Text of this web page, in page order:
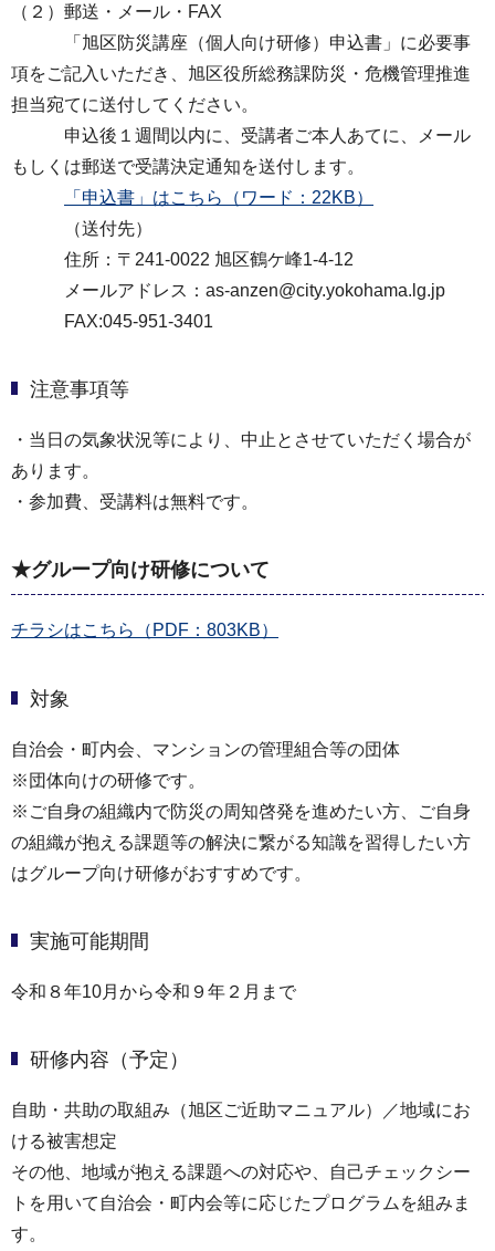
（２）郵送・メール・FAX
「旭区防災講座（個人向け研修）申込書」に必要事
項をご記入いただき、旭区役所総務課防災・危機管理推進
担当宛てに送付してください。
申込後１週間以内に、受講者ご本人あてに、メール
もしくは郵送で受講決定通知を送付します。
「申込書」はこちら（ワード：22KB）
（送付先）
住所：〒241-0022 旭区鶴ケ峰1-4-12
メールアドレス：as-anzen@city.yokohama.lg.jp
FAX:045-951-3401
注意事項等
・当日の気象状況等により、中止とさせていただく場合が
あります。
・参加費、受講料は無料です。
★グループ向け研修について
チラシはこちら（PDF：803KB）
対象
自治会・町内会、マンションの管理組合等の団体
※団体向けの研修です。
※ご自身の組織内で防災の周知啓発を進めたい方、ご自身
の組織が抱える課題等の解決に繋がる知識を習得したい方
はグループ向け研修がおすすめです。
実施可能期間
令和８年10月から令和９年２月まで
研修内容（予定）
自助・共助の取組み（旭区ご近助マニュアル）／地域にお
ける被害想定
その他、地域が抱える課題への対応や、自己チェックシー
トを用いて自治会・町内会等に応じたプログラムを組みま
す。